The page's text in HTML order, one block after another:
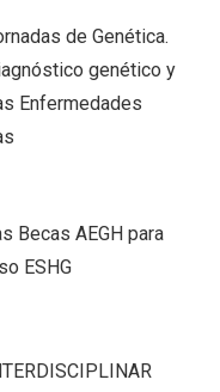
de Genética.
genético y
Enfermedades
Becas AEGH para
ESHG